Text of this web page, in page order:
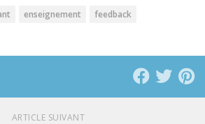
enseignement feedback
ARTICLE SUIVANT